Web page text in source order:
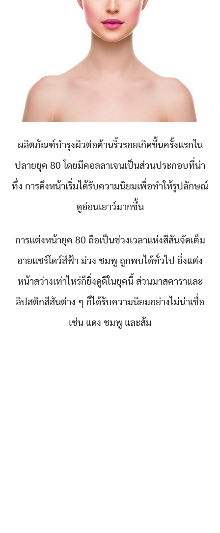
ผลิตภัณฑ์บำรุงผิวต่อต้านริ้วรอยเกิดขึ้นครั้งแรกใน
ปลายยุค 80 โดยมีคอลลาเจนเป็นส่วนประกอบที่น่า
ทึ่ง การดึงหน้าเริ่มได้รับความนิยมเพื่อทำให้รูปลักษณ์
ดูอ่อนเยาว์มากขึ้น
การแต่งหน้ายุค 80 ถือเป็นช่วงเวลาแห่งสีสันจัดเต็ม
อายแชร์โดว์สีฟ้า ม่วง ชมพู ถูกพบได้ทั่วไป ยิ่งแต่ง
หน้าสว่างเท่าไหร่ก็ยิ่งดูดีในยุคนี้ ส่วนมาสคาราและ
ลิปสติกสีสันต่าง ๆ ก็ได้รับความนิยมอย่างไม่น่าเชื่อ
เช่น แดง ชมพู และส้ม